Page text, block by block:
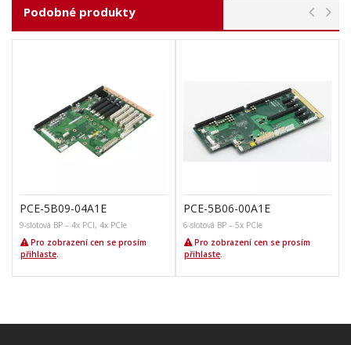
Podobné produkty
PCE-5B09-04A1E
9-slotová BP – 4x PCI, 4x PCIe
Pro zobrazení cen se prosím
přihlaste.
PCE-5B06-00A1E
6-slotová BP – 5x PCIe
Pro zobrazení cen se prosím
přihlaste.